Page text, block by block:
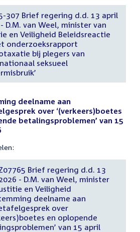
307 Brief regering d.d. 13 april
D.M. van Weel, minister van
en Veiligheid Beleidsreactie
onderzoeksrapport
bij plegers van
seksueel
deelname aan
over ‘(verkeers)boetes
betalingsproblemen’ van 15
Brief regering d.d. 13
- D.M. van Weel, minister
en Veiligheid
deelname aan
over
en oplopende
van 15 april